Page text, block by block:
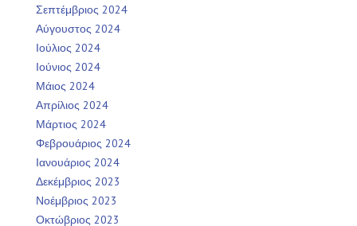
Σεπτέμβριος 2024
Αύγουστος 2024
Ιούλιος 2024
Ιούνιος 2024
Μάιος 2024
Απρίλιος 2024
Μάρτιος 2024
Φεβρουάριος 2024
Ιανουάριος 2024
Δεκέμβριος 2023
Νοέμβριος 2023
Οκτώβριος 2023